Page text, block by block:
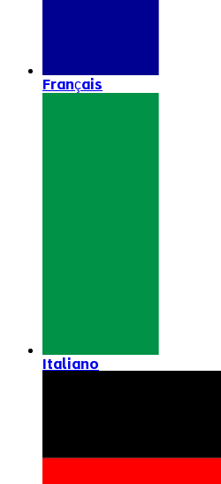
Français
Italiano